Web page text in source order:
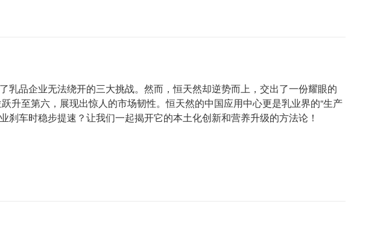
品企业无法绕开的三大挑战。然而，恒天然却逆势而上，交出了一份耀眼的
至第六，展现出惊人的市场韧性。恒天然的中国应用中心更是乳业界的“生产
车时稳步提速？让我们一起揭开它的本土化创新和营养升级的方法论！